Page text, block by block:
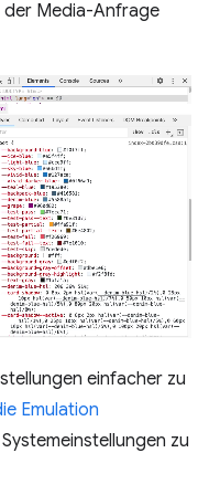
der Media-Anfrage
einfacher zu
Emulation
zu